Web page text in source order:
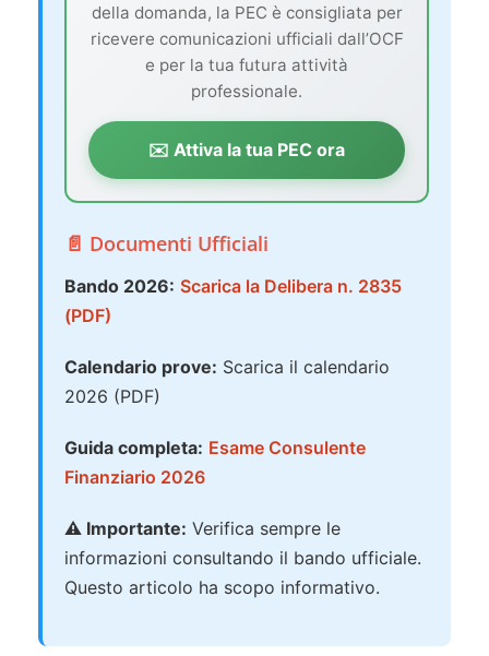
della domanda, la PEC è consigliata per
ricevere comunicazioni ufficiali dall’OCF
e per la tua futura attività
professionale.
✉️ Attiva la tua PEC ora
📄 Documenti Ufficiali
Bando 2026: Scarica la Delibera n. 2835
(PDF)
Calendario prove: Scarica il calendario
2026 (PDF)
Guida completa: Esame Consulente
Finanziario 2026
⚠️ Importante: Verifica sempre le
informazioni consultando il bando ufficiale.
Questo articolo ha scopo informativo.